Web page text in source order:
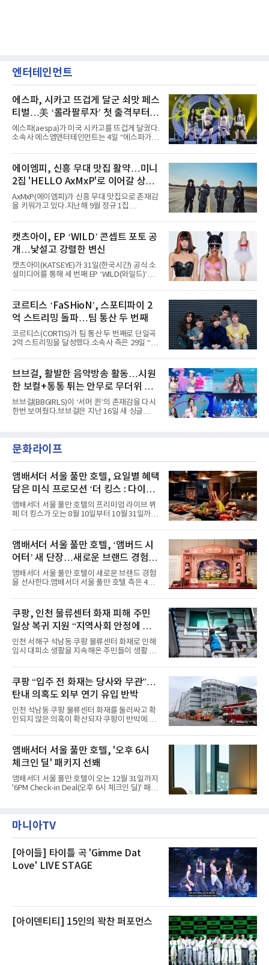
엔터테인먼트
에스파, 시카고 뜨겁게 달군 쇠맛 페스
티벌…美 ‘롤라팔루자’ 첫 출격부터
증명한 존재감
에스파(aespa)가 미국 시카고를 뜨겁게 달궜다.
소속사 에스엠엔터테인먼트는 4일 “에스파가
서 열린 ‘롤라팔루자 시카고’(Lollapalooza
Chicago)의 알리안츠 스테이지에 올랐다”며
“총 14곡으로 구성된 세트리스트를 선사, 데뷔 7
년 차다운 노련한 무대 매너와 파워풀한 에너지
로 현장의 분위기를 압도했다”고 밝혔다.1991
년 시작된 ‘롤라팔루자’는 8개 스테이지, 170여
팀의 아티스트와 40만 명 이상의 관객이 운집하
코르티스 등 K팝 스타들이 출연진 명단에 이름
을 올렸다.이날 에스파는
에이엠피, 신흥 무대 맛집 활약…미니
2집 'HELLO AxMxP'로 이어갈 상승
세
AxMxP(에이엠피)가 신흥 무대 맛집으로 존재감
을 키워가고 있다.지난해 9월 정규 1집
AxMxP는 데뷔 전부터 버스킹과 각종 페스티벌,
공연 무대에 오르며 실전 경험을 쌓아왔다.이들
은 소속사 패밀리 콘서트를 비롯해 '뷰티풀 민트
라이프 2025', '2025 부산국제록페스티벌' 등 대
형 무대에 잇달아 출연해 당찬 에너지와 풋풋한
매력으로 음악팬들의 눈도장을 찍었다.이후
AxMxP는 '카운트다운 판타지 2025-2026',
정적인 실력을 입증했고, 올해 '2026 어썸뮤직
페스티벌', '뷰티풀 민트 라이프 2026', '2026
캣츠아이, EP ‘WILD’ 콘셉트 포토 공
개…낯설고 강렬한 변신
캣츠아이(KATSEYE)가 31일(한국시간) 공식 소
셜미디어를 통해 세 번째 EP ‘WILD(와일드)’의
heart(와일드 하트)’라는 제목이 붙은 콘셉트 포
토에는 멤버들의 본능적이고 야성적인 면모가
강렬하게 담겼다. 짙은 아이섀도와 푸른빛·금빛·
붉은빛의 컬러 렌즈가 비현실적인 분위기를 자
아내고, 여러 원색이 불규칙하게 뒤섞인 멀티컬
러 헤어와 과감한 블루·블랙 립 메이크업이 낯설
고도 매혹적인 비주얼을 완성했다.스타일링 역
엣을 거침없이 결합했다. 멤버들은 각기 다른 개
성을 살린 스타일링을 선
코르티스 ‘FaSHioN’, 스포티파이 2
억 스트리밍 돌파…팀 통산 두 번째
코르티스(CORTIS)가 팀 통산 두 번째로 단일곡
2억 스트리밍을 달성했다.소속사 측은 29일 “코
벌 오디오·음원 스트리밍 플랫폼 스포티파이에
서 27일 자로 누적 재생 수 2억 회를 돌파했
다”고 밝혔다.곡이 발표된 지 약 10개월 만이다.
팀의 첫 번째 2억 스트리밍 곡은 동일 음반에 수
록된 ‘GO!’다. 이 노래는 공개 약 9개월 만인 지
난달 26일 자에 2억 고지를 밟았다. 이는 최근 5
년 내 데뷔한 보이그룹의 곡 중 최단기 2억 달성
했다. “내 티, 5 bucks 바지는, 만원” 등 멤버들
의 라이프 스타일
브브걸, 활발한 음악방송 활동…시원
한 보컬+통통 튀는 안무로 무더위 사
냥
브브걸(BBGIRLS)이 ‘서머 퀸’의 존재감을 다시
한번 보여줬다.브브걸은 지난 16일 새 싱글
MBC '쇼! 음악중심', SBS '인기가요' 등 주요 음
악방송 무대에 올라 화려한 퍼포먼스를 펼쳤다.
력을 앞세워 매 무대 색다른 볼거리를 선사했다.
특히 화사한 파스텔 톤의 비치웨어부터 청량한
마린룩, 햇살 아래 반짝이는 물결을 연상시키는
스커트, 강렬한 붉은 계열의 스타일링까지 각기
다른 매력을 선보였다. 브브걸은 다채로운 여름
패션을 완벽하게 소화하며 보
문화라이프
앰배서더 서울 풀만 호텔, 요일별 혜택
담은 미식 프로모션 ‘더 킹스 : 다이닝
프리빌리지즈’ 선봬
앰배서더 서울 풀만 호텔의 프리미엄 라이브 뷔
페 더 킹스가 오는 8월 10일부터 10월 31일까지
즈’를 선보인다.앰배서더 서울 풀만 호텔 측은
“요일마다 다른 즐거움과 한층 깊어진 미식의 여
유를 경험할 수 있도록 기획했다”고 밝혔다.먼저
월요일과 화요일에는 한 주의 문을 여는 여유로
운 식사를 테마로 다양한 혜택이 마련된다. 런치
이용 시 성인 5인 이상 사전 예약 고객에게 성인
1인 무료 혜택을 제공하며, 디너 이용 시에는 성
유료 회원 고객을 대상으로 5% 추가 할인 또는
바우처 1매 추가
앰배서더 서울 풀만 호텔, ‘앰버드 시
어터’ 새 단장…새로운 브랜드 경험 선
사
앰배서더 서울 풀만 호텔이 새로운 브랜드 경험
을 선사한다.앰배서더 서울 풀만 호텔 측은 4일
이야기를 담은 인형 극장 콘셉트의 공간 ‘앰버드
시어터(Ambird Theater)’를 새롭게 선보인
다”고 밝혔다.앰배서더 서울 풀만 호텔은 로비
한편에 마련된 앰버드 존을 통해 앰버드의 세계
관을 소개해왔다. 앰버드 존은 앰버드가 우주여
행 중 수집한 다양한 굿즈를 전시한 '앰버드 플래
닛(Ambird Planet)과 계절별 플라워 연출로 사
라 극장을 모티브로 한 데코레이션으로 구성됐
다. 무대 공간 및 티켓 박스
쿠팡, 인천 물류센터 화재 피해 주민
일상 복귀 지원 “지역사회 안정에 총
력”
인천 서해구 석남동 쿠팡 물류센터 화재로 인해
임시 대피소 생활을 지속해온 주민들이 생활 터
필먼트서비스(CFS)가 지난 28일부터 화재 피해
주민을 대상으로 전문 출장 청소서비스 지원에
나섬으로써 본격적인 지역사회 복구 작업이 시
작된 것이다.대피소 주민 중심 청소 접수, 첫날
부터 2가구 지원 완료CFS는 신현초등학교, 신
현북초등학교, 신현여자중학교 등 인천 서해구
관내 임시 대피소 3곳에서 체류해온 화재 피해
민들의 호응 속에 CFS는 즉시 행동에 나섰다. 지
난 28일 오후 전문 청소업체와
쿠팡 “입주 전 화재는 당사와 무관”…
탄내 의혹도 외부 연기 유입 반박
인천 석남동 쿠팡 물류센터 화재를 둘러싸고 확
인되지 않은 의혹이 확산되자 쿠팡이 반박에 나
에 대해서는 외부 화재 연기 유입이라고 설명했
고, 2023년 같은 물류센터에서 발생한 화재에
대해서도 쿠팡 입주 전 공사 과정에서 벌어진 일
이라며 선을 그었다.쿠팡은 21일 인천 물류센터
내부에서 불이 타는 냄새가 났다는 의혹과 관련
해 “사실무근”이라는 입장을 밝혔다.회사 측은
“인근에서 지난 15일 다른 회사에서 발생한 대
것으로 확인됐다”고 설명했다.이어 “정확한 화
재 원인은 추후 조사될
앰배서더 서울 풀만 호텔, '오후 6시
체크인 딜' 패키지 선봬
앰배서더 서울 풀만 호텔이 오는 12월 31일까지
'6PM Check-in Deal(오후 6시 체크인 딜)' 패키
텔 측은 “퇴근 후 또는 주말 도심 속에서 짧지만
온전한 휴식을 원하는 고객들에게 특별한 경험
제큐티브 두 가지 타입으로 구성된다. 디럭스 패
키지는 객실 1박(룸 온리)으로 심플한 호캉스를
즐길 수 있으며, 이그제큐티브 패키지는 객실 1
마니아TV
[아이들] 타이틀 곡 'Gimme Dat
Love' LIVE STAGE
[아이덴티티] 15인의 꽉찬 퍼포먼스